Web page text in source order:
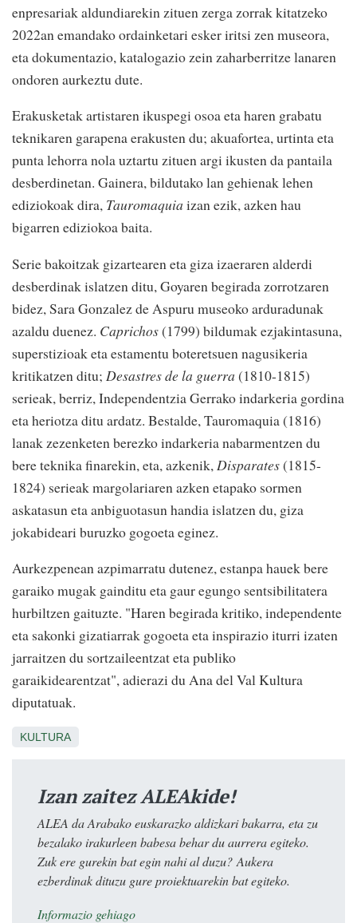
enpresariak aldundiarekin zituen zerga zorrak kitatzeko
2022an emandako ordainketari esker iritsi zen museora,
eta dokumentazio, katalogazio zein zaharberritze lanaren
ondoren aurkeztu dute.
Erakusketak artistaren ikuspegi osoa eta haren grabatu
teknikaren garapena erakusten du; akuafortea, urtinta eta
punta lehorra nola uztartu zituen argi ikusten da pantaila
desberdinetan. Gainera, bildutako lan gehienak lehen
ediziokoak dira, Tauromaquia izan ezik, azken hau
bigarren ediziokoa baita.
Serie bakoitzak gizartearen eta giza izaeraren alderdi
desberdinak islatzen ditu, Goyaren begirada zorrotzaren
bidez, Sara Gonzalez de Aspuru museoko arduradunak
azaldu duenez. Caprichos(1799) bildumak ezjakintasuna,
superstizioak eta estamentu boteretsuen nagusikeria
kritikatzen ditu; Desastres de la guerra (1810-1815)
serieak, berriz, Independentzia Gerrako indarkeria gordina
eta heriotza ditu ardatz. Bestalde, Tauromaquia (1816)
lanak zezenketen berezko indarkeria nabarmentzen du
bere teknika finarekin, eta, azkenik,Disparates(1815-
1824) serieak margolariaren azken etapako sormen
askatasun eta anbiguotasun handia islatzen du, giza
jokabideari buruzko gogoeta eginez.
Aurkezpenean azpimarratu dutenez, estanpa hauek bere
garaiko mugak gainditu eta gaur egungo sentsibilitatera
hurbiltzen gaituzte. "Haren begirada kritiko, independente
eta sakonki gizatiarrak gogoeta eta inspirazio iturri izaten
jarraitzen du sortzaileentzat eta publiko
garaikidearentzat", adierazi du Ana del Val Kultura
diputatuak.
KULTURA
Izan zaitez ALEAkide!
ALEA da Arabako euskarazko aldizkari bakarra, eta zu
bezalako irakurleen babesa behar du aurrera egiteko.
Zuk ere gurekin bat egin nahi al duzu? Aukera
ezberdinak dituzu gure proiektuarekin bat egiteko.
Informazio gehiago